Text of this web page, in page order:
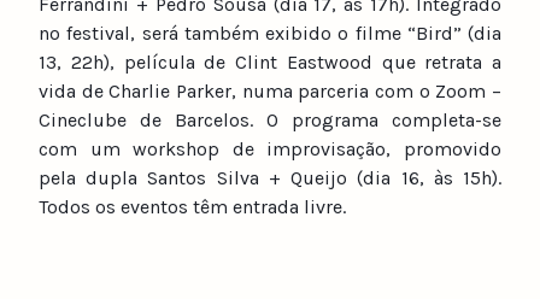
no festival, será também exibido o filme “Bird” (dia
13, 22h), película de Clint Eastwood que retrata a
vida de Charlie Parker, numa parceria com o Zoom –
Cineclube de Barcelos. O programa completa-se
com um workshop de improvisação, promovido
pela dupla Santos Silva + Queijo (dia 16, às 15h).
Todos os eventos têm entrada livre.